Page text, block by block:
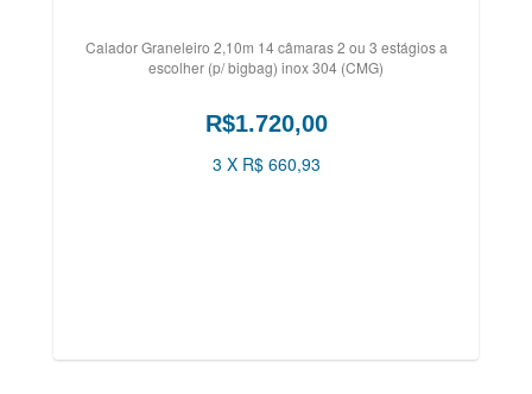
Calador Graneleiro 2,10m 14 câmaras 2 ou 3 estágios a
escolher (p/ bigbag) inox 304 (CMG)
R$1.720,00
3 X R$ 660,93